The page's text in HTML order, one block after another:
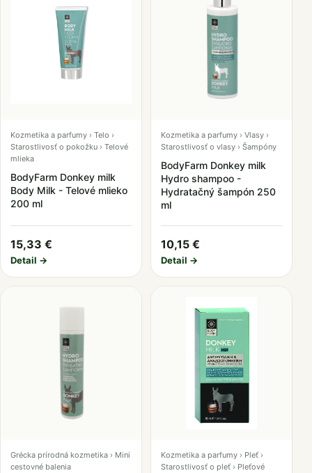
Kozmetika a parfumy › Telo ›
Starostlivosť o pokožku › Telové
mlieka
BodyFarm Donkey milk
Body Milk - Telové mlieko
200 ml
15,33 €
Detail →
Kozmetika a parfumy › Vlasy ›
Starostlivosť o vlasy › Šampóny
BodyFarm Donkey milk
Hydro shampoo -
Hydratačný šampón 250
ml
10,15 €
Detail →
Grécka prírodná kozmetika › Mini
cestovné balenia
Kozmetika a parfumy › Pleť ›
Starostlivosť o pleť › Pleťové